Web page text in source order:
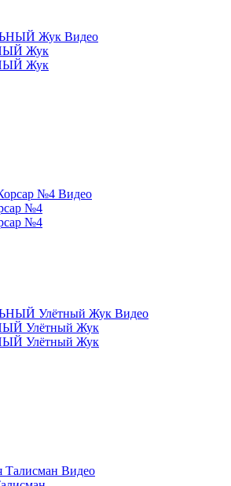
Видео
Жук
Жук
Видео
№4
№4
Видео
Улётный Жук
Улётный Жук
Видео